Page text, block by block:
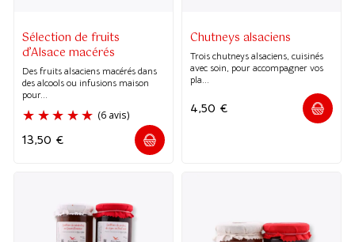
Sélection de fruits
d’Alsace macérés
Des fruits alsaciens macérés dans
des alcools ou infusions maison
pour...
(6 avis)
13,50 €
Chutneys alsaciens
Trois chutneys alsaciens, cuisinés
avec soin, pour accompagner vos
pla...
4,50 €